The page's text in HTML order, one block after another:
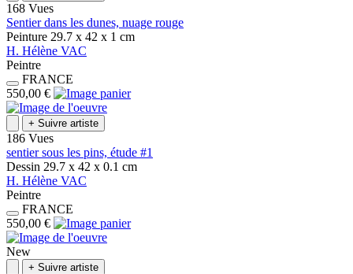
168 Vues
Sentier dans les dunes, nuage rouge
Peinture 29.7 x 42 x 1 cm
H. Hélène VAC
Peintre
FRANCE
550,00 €
+ Suivre artiste
186 Vues
sentier sous les pins, étude #1
Dessin 29.7 x 42 x 0.1 cm
H. Hélène VAC
Peintre
FRANCE
550,00 €
New
+ Suivre artiste